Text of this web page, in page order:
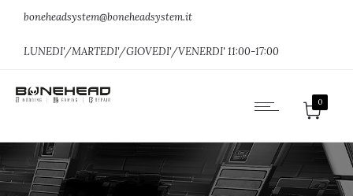
boneheadsystem@boneheadsystem.it
LUNEDI'/MARTEDI'/GIOVEDI'/VENERDI' 11:00-17:00
0